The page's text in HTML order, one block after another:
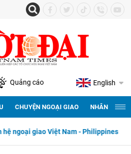
Quảng cáo English
CHUYỆN NGOẠI GIAO NHÂN
giao Việt Nam - Philippines 500